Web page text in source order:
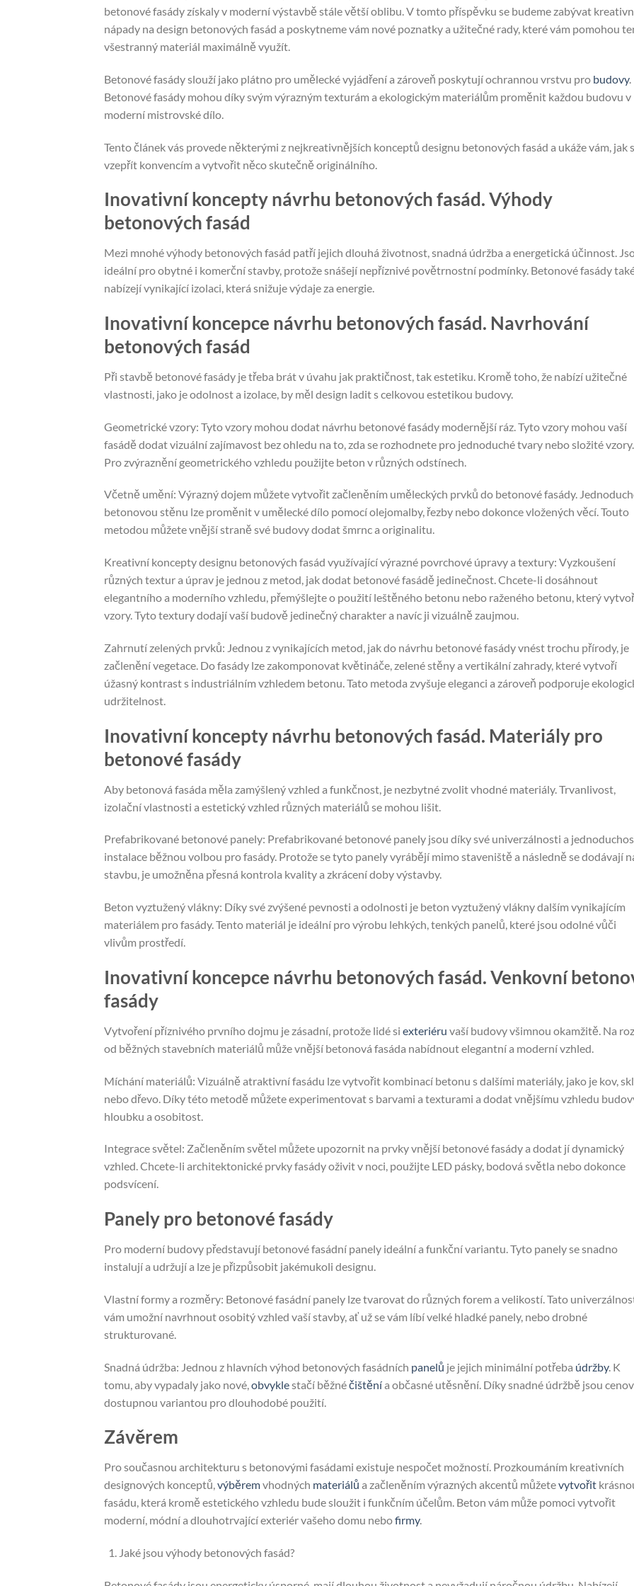
betonové fasády získaly v moderní výstavbě stále větší oblibu. V tomto příspěvku se budeme zabývat
nápady na design betonových fasád a poskytneme vám nové poznatky a užitečné rady, které vám pomohou
všestranný materiál maximálně využít.
Betonové fasády slouží jako plátno pro umělecké vyjádření a zároveň poskytují ochrannou vrstvu pro budovy.
Betonové fasády mohou díky svým výrazným texturám a ekologickým materiálům proměnit každou budovu v
moderní mistrovské dílo.
Tento článek vás provede některými z nejkreativnějších konceptů designu betonových fasád a ukáže vám, jak
vzepřít konvencím a vytvořit něco skutečně originálního.
Inovativní koncepty návrhu betonových fasád. Výhody
betonových fasád
Mezi mnohé výhody betonových fasád patří jejich dlouhá životnost, snadná údržba a energetická účinnost.
ideální pro obytné i komerční stavby, protože snášejí nepříznivé povětrnostní podmínky. Betonové fasády
nabízejí vynikající izolaci, která snižuje výdaje za energie.
Inovativní koncepce návrhu betonových fasád. Navrhování
betonových fasád
Při stavbě betonové fasády je třeba brát v úvahu jak praktičnost, tak estetiku. Kromě toho, že nabízí užitečné
vlastnosti, jako je odolnost a izolace, by měl design ladit s celkovou estetikou budovy.
Geometrické vzory: Tyto vzory mohou dodat návrhu betonové fasády modernější ráz. Tyto vzory mohou vaší
fasádě dodat vizuální zajímavost bez ohledu na to, zda se rozhodnete pro jednoduché tvary nebo složité vzory.
Pro zvýraznění geometrického vzhledu použijte beton v různých odstínech.
Včetně umění: Výrazný dojem můžete vytvořit začleněním uměleckých prvků do betonové fasády.
betonovou stěnu lze proměnit v umělecké dílo pomocí olejomalby, řezby nebo dokonce vložených věcí. Touto
metodou můžete vnější straně své budovy dodat šmrnc a originalitu.
Kreativní koncepty designu betonových fasád využívající výrazné povrchové úpravy a textury: Vyzkoušení
různých textur a úprav je jednou z metod, jak dodat betonové fasádě jedinečnost. Chcete-li dosáhnout
elegantního a moderního vzhledu, přemýšlejte o použití leštěného betonu nebo raženého betonu, který
vzory. Tyto textury dodají vaší budově jedinečný charakter a navíc ji vizuálně zaujmou.
Zahrnutí zelených prvků: Jednou z vynikajících metod, jak do návrhu betonové fasády vnést trochu přírody, je
začlenění vegetace. Do fasády lze zakomponovat květináče, zelené stěny a vertikální zahrady, které vytvoří
úžasný kontrast s industriálním vzhledem betonu. Tato metoda zvyšuje eleganci a zároveň podporuje
udržitelnost.
Inovativní koncepty návrhu betonových fasád. Materiály pro
betonové fasády
Aby betonová fasáda měla zamýšlený vzhled a funkčnost, je nezbytné zvolit vhodné materiály. Trvanlivost,
izolační vlastnosti a estetický vzhled různých materiálů se mohou lišit.
Prefabrikované betonové panely: Prefabrikované betonové panely jsou díky své univerzálnosti a
instalace běžnou volbou pro fasády. Protože se tyto panely vyrábějí mimo staveniště a následně se dodávají
stavbu, je umožněna přesná kontrola kvality a zkrácení doby výstavby.
Beton vyztužený vlákny: Díky své zvýšené pevnosti a odolnosti je beton vyztužený vlákny dalším vynikajícím
materiálem pro fasády. Tento materiál je ideální pro výrobu lehkých, tenkých panelů, které jsou odolné vůči
vlivům prostředí.
Inovativní koncepce návrhu betonových fasád. Venkovní
fasády
Vytvoření příznivého prvního dojmu je zásadní, protože lidé si exteriéru vaší budovy všimnou okamžitě. Na
od běžných stavebních materiálů může vnější betonová fasáda nabídnout elegantní a moderní vzhled.
Míchání materiálů: Vizuálně atraktivní fasádu lze vytvořit kombinací betonu s dalšími materiály, jako je kov,
nebo dřevo. Díky této metodě můžete experimentovat s barvami a texturami a dodat vnějšímu vzhledu
hloubku a osobitost.
Integrace světel: Začleněním světel můžete upozornit na prvky vnější betonové fasády a dodat jí dynamický
vzhled. Chcete-li architektonické prvky fasády oživit v noci, použijte LED pásky, bodová světla nebo dokonce
podsvícení.
Panely pro betonové fasády
Pro moderní budovy představují betonové fasádní panely ideální a funkční variantu. Tyto panely se snadno
instalují a udržují a lze je přizpůsobit jakémukoli designu.
Vlastní formy a rozměry: Betonové fasádní panely lze tvarovat do různých forem a velikostí. Tato
vám umožní navrhnout osobitý vzhled vaší stavby, ať už se vám líbí velké hladké panely, nebo drobné
strukturované.
Snadná údržba: Jednou z hlavních výhod betonových fasádních panelů je jejich minimální potřeba údržby. K
tomu, aby vypadaly jako nové, obvyklestačí běžnéčištěnía občasné utěsnění. Díky snadné údržbě jsou
dostupnou variantou pro dlouhodobé použití.
Závěrem
Pro současnou architekturu s betonovými fasádami existuje nespočet možností. Prozkoumáním kreativních
designových konceptů,výběremvhodných materiálů a začleněním výrazných akcentů můžetevytvořit
fasádu, která kromě estetického vzhledu bude sloužit i funkčním účelům. Beton vám může pomoci vytvořit
moderní, módní a dlouhotrvající exteriér vašeho domu nebofirmy.
Jaké jsou výhody betonových fasád?